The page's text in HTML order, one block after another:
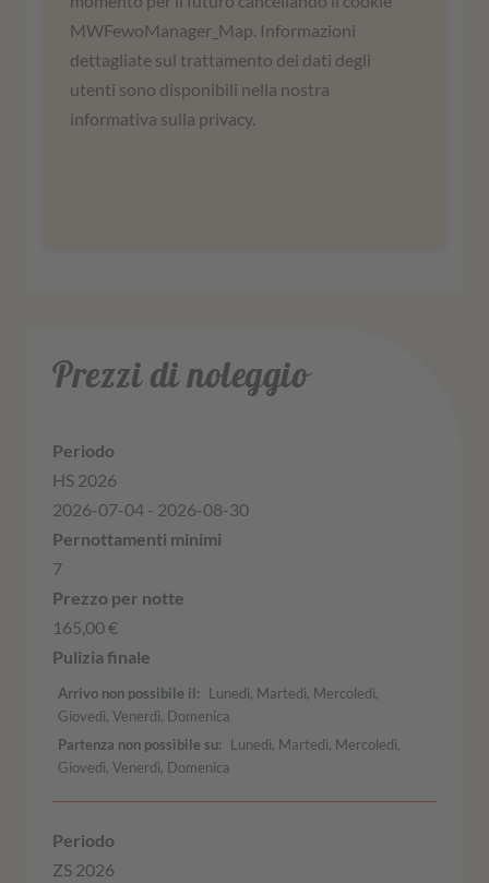
servizio può raccogliere dati sulle vostre
attività. Leggete i dettagli e accettate di
utilizzare il servizio per visualizzare questa
MWFewoManager_Map. Informazioni
dettagliate sul trattamento dei dati degli
utenti sono disponibili nella nostra
informativa sulla privacy.
Prezzi di noleggio
HS 2026
2026-07-04 - 2026-08-30
7
165,00 €
Arrivo non possibile il
Lunedì, Martedì, Mercoledì,
Giovedì, Venerdì, Domenica
Partenza non possibile su
Lunedì, Martedì, Mercoledì,
Giovedì, Venerdì, Domenica
ZS 2026